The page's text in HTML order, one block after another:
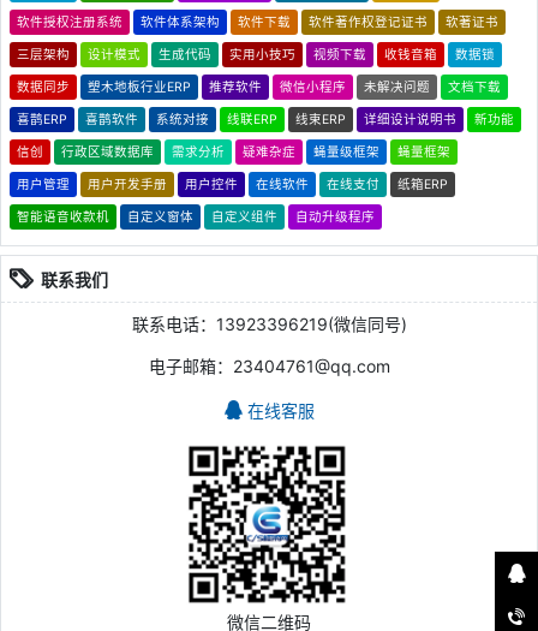
软件授权注册系统 软件体系架构 软件下载 软件著作权登记证书 软著证书
三层架构 设计模式 生成代码 实用小技巧 视频下载 收钱音箱 数据锁
数据同步 塑木地板行业ERP 推荐软件 微信小程序 未解决问题 文档下载
喜鹊ERP 喜鹊软件 系统对接 线联ERP 线束ERP 详细设计说明书 新功能
信创 行政区域数据库 需求分析 疑难杂症 蝇量级框架 蝇量框架
用户管理 用户开发手册 用户控件 在线软件 在线支付 纸箱ERP
智能语音收款机 自定义窗体 自定义组件 自动升级程序
联系我们
联系电话：13923396219(微信同号)
电子邮箱：23404761@qq.com
在线客服
微信二维码